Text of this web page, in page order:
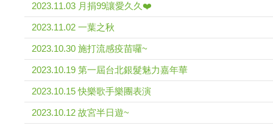
2023.11.03 月捐99讓愛久久❤️
2023.11.02 一葉之秋
2023.10.30 施打流感疫苗囉~
2023.10.19 第一屆台北銀髮魅力嘉年華
2023.10.15 快樂歌手樂團表演
2023.10.12 故宮半日遊~